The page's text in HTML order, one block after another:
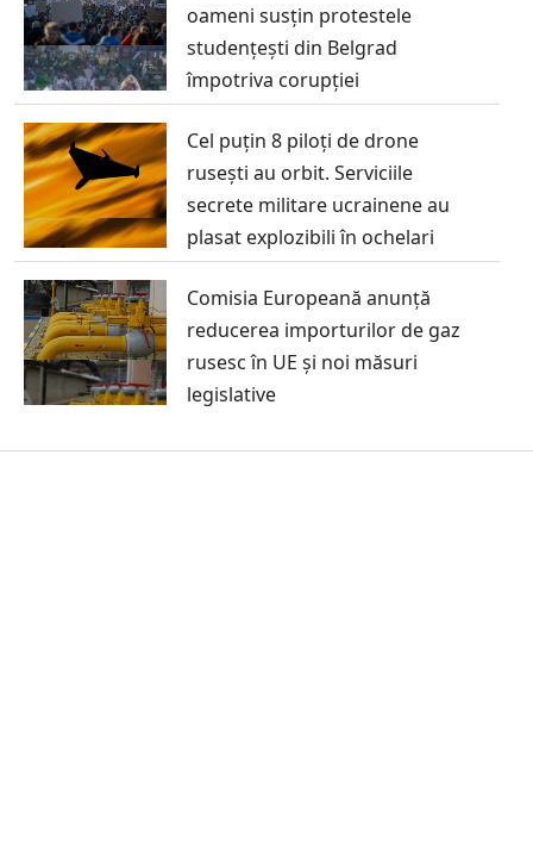
oameni susțin protestele
studențești din Belgrad
împotriva corupției
Cel puțin 8 piloți de drone
rusești au orbit. Serviciile
secrete militare ucrainene au
plasat explozibili în ochelari
Comisia Europeană anunță
reducerea importurilor de gaz
rusesc în UE și noi măsuri
legislative